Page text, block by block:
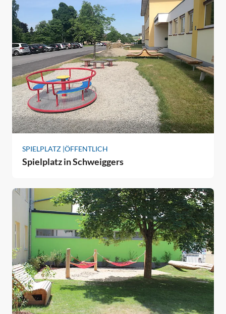
SPIELPLATZ |ÖFFENTLICH
Spielplatz in Schweiggers